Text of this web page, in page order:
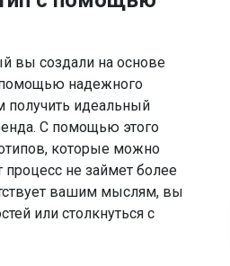
вы создали на основе
надежного
получить идеальный
С помощью этого
которые можно
не займет более
вашим мыслям, вы
или столкнуться с